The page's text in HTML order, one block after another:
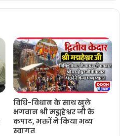
विधि-विधान के साथ खुले
भगवान श्री मद्महेश्वर जी के
कपाट, भक्तों ने किया भव्य
स्वागत